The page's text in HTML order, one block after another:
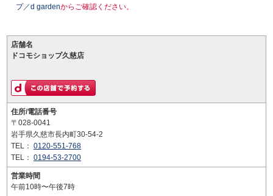
プ／d gardenからご確認ください。
店舗名
ドコモショップ久慈店
住所/電話番号
〒028-0041
岩手県久慈市長内町30-54-2
TEL： 0120-551-768
TEL： 0194-53-2700
営業時間
午前10時〜午後7時